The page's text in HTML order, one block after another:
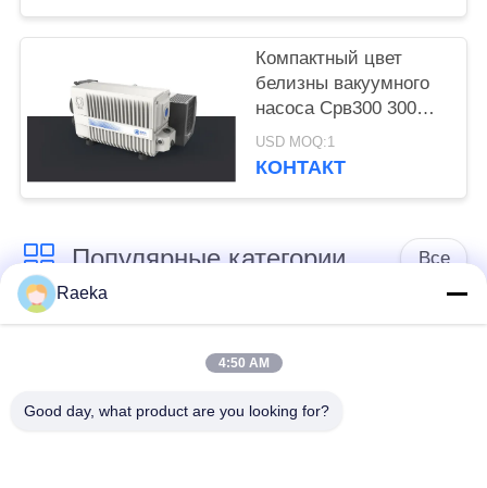
Компактный цвет
белизны вакуумного
насоса Срв300 300
М3/Х лопасти
одиночного этапа
USD MOQ:1
КОНТАКТ
Популярные категории Все
роторный
переченя
Raeka
4:50 AM
Good day, what product are you looking for?